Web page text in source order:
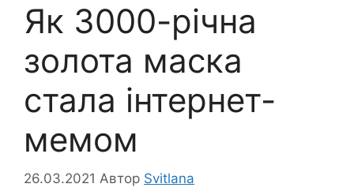
Як 3000-річна
золота маска
стала інтернет-
мемом
26.03.2021 Автор Svitlana